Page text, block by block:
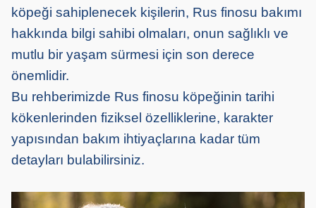
köpeği sahiplenecek kişilerin, Rus finosu bakımı
hakkında bilgi sahibi olmaları, onun sağlıklı ve
mutlu bir yaşam sürmesi için son derece
önemlidir.
Bu rehberimizde Rus finosu köpeğinin tarihi
kökenlerinden fiziksel özelliklerine, karakter
yapısından bakım ihtiyaçlarına kadar tüm
detayları bulabilirsiniz.